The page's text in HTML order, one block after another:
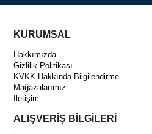
KURUMSAL
Hakkımızda
Gizlilik Politikası
KVKK Hakkında Bilgilendirme
Mağazalarımız
İletişim
ALIŞVERİŞ BİLGİLERİ